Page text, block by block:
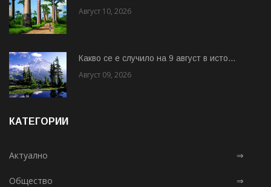
Август 10, 2026
Какво се е случило на 9 август в исто...
Август 09, 2026
КАТЕГОРИИ
Актуално ⇒
Общество ⇒